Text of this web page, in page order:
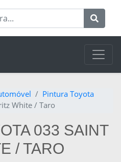
Pintura Toyota
White / Taro
033 SAINT
/ TARO